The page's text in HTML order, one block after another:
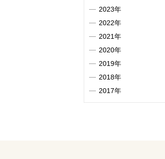
2023年
2022年
2021年
2020年
2019年
2018年
2017年